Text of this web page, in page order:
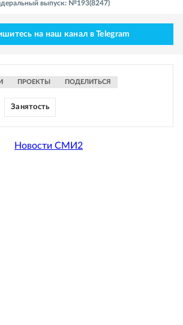
выпуск: №193(8247)
на наш канал в Telegram
ПРОЕКТЫ ПОДЕЛИТЬСЯ
Занятость
Новости СМИ2